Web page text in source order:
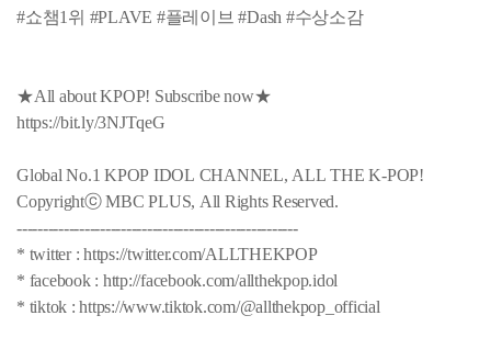
#쇼챔1위 #PLAVE #플레이브 #Dash #수상소감
★All about KPOP! Subscribe now★
https://bit.ly/3NJTqeG
Global No.1 KPOP IDOL CHANNEL, ALL THE K-POP!
Copyrightⓒ MBC PLUS, All Rights Reserved.
------------------------------------------------------
* twitter : https://twitter.com/ALLTHEKPOP
* facebook : http://facebook.com/allthekpop.idol
* tiktok : https://www.tiktok.com/@allthekpop_official